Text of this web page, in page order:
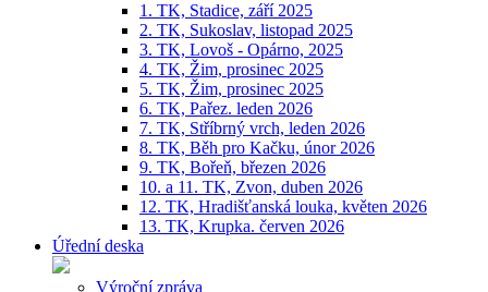
1. TK, Stadice, září 2025
2. TK, Sukoslav, listopad 2025
3. TK, Lovoš - Opárno, 2025
4. TK, Žim, prosinec 2025
5. TK, Žim, prosinec 2025
6. TK, Pařez. leden 2026
7. TK, Stříbrný vrch, leden 2026
8. TK, Běh pro Kačku, únor 2026
9. TK, Bořeň, březen 2026
10. a 11. TK, Zvon, duben 2026
12. TK, Hradišťanská louka, květen 2026
13. TK, Krupka. červen 2026
Úřední deska
Výroční zpráva